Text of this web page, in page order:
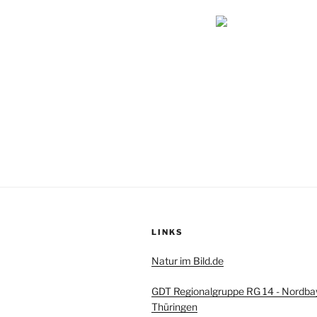
LINKS
Natur im Bild.de
GDT Regionalgruppe RG 14 -
Thüringen